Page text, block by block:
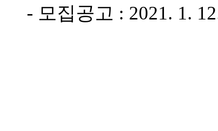
- 모집공고 : 2021. 1.